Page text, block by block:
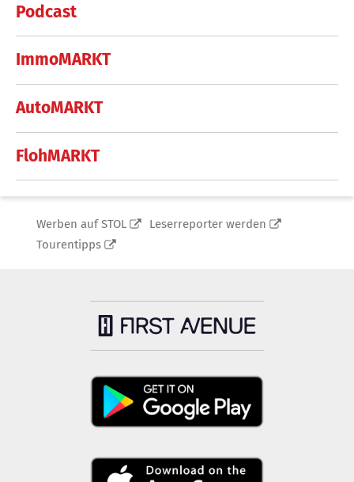
Podcast
ImmoMARKT
AutoMARKT
FlohMARKT
Werben auf STOL
Leserreporter werden
Tourentipps